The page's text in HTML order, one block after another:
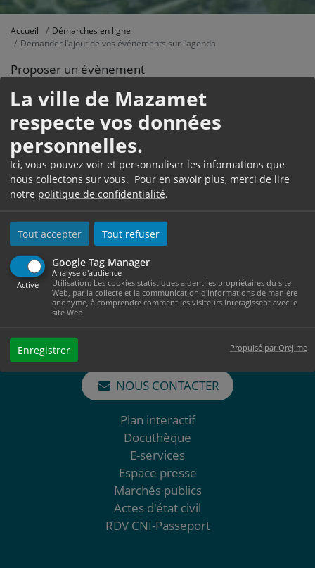
La ville de Mazamet
respecte vos données
personnelles.
Ici, vous pouvez voir et personnaliser les informations que
nous collectons sur vous. Pour en savoir plus, merci de lire
notre politique de confidentialité.
Tout accepter Tout refuser
Google Tag Manager
Activé
Analyse d'audience
Utilisation: Les cookies statistiques aident les propriétaires du site
Web, par la collecte et la communication d'informations de manière
anonyme, à comprendre comment les visiteurs interagissent avec le
site Web.
Enregistrer Propulsé par Orejime
Accueil
Démarches en ligne
Demander l’ajout de vos événements sur l’agenda
Proposer un évènement
Hôtel de Ville
1, Place Georges Tournier
81209 Mazamet Cedex
Ouverture au public :
Du lundi au jeudi de 08h30 à 12h et de 13h30 à 17h30
NOUS CONTACTER
Plan interactif
Docuthèque
E-services
Espace presse
Marchés publics
Actes d'état civil
RDV CNI-Passeport